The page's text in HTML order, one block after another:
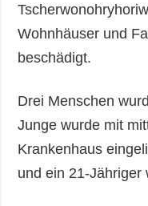
Wohnhäuser und
beschädigt.
Drei Menschen
Junge wurde mit
Krankenhaus
und ein 21-Jähriger